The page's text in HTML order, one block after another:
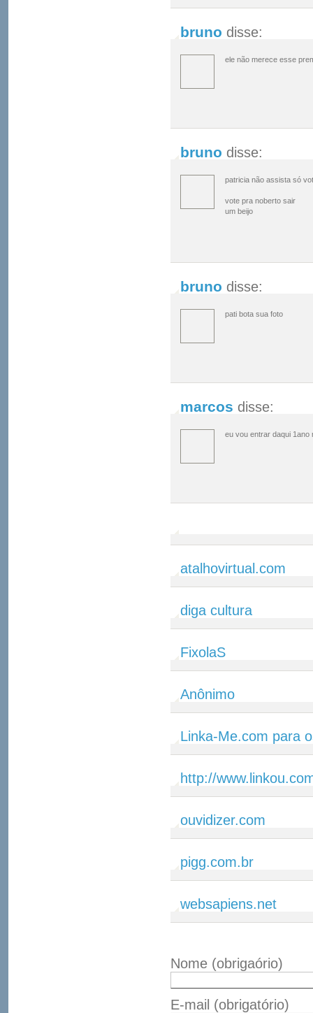
bruno disse:
ele não merece esse
bruno disse:
patricia não assista só
vote pra noberto sair
um beijo
bruno disse:
pati bota sua foto
marcos disse:
eu vou entrar daqui 1ano
atalhovirtual.com
diga cultura
FixolaS
Anônimo
Linka-Me.com para
http://
ouvidizer.com
pigg.com.br
websapiens.net
Nome (obrigaório)
E-mail (obrigatório)